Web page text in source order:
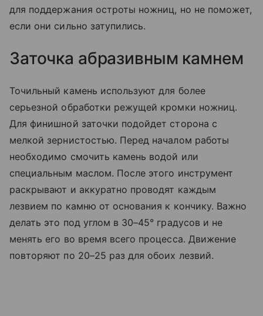
для поддержания остроты ножниц, но не поможет,
если они сильно затупились.
Заточка абразивным камнем
Точильный камень используют для более
серьезной обработки режущей кромки ножниц.
Для финишной заточки подойдет сторона с
мелкой зернистостью. Перед началом работы
необходимо смочить камень водой или
специальным маслом. После этого инструмент
раскрывают и аккуратно проводят каждым
лезвием по камню от основания к кончику. Важно
делать это под углом в 30–45° градусов и не
менять его во время всего процесса. Движение
повторяют по 20–25 раз для обоих лезвий.